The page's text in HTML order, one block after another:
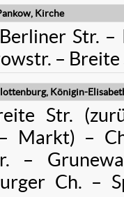
Kirche
Str. –
– Breite
Königin-
Str.
– Markt) –
–
Ch. –